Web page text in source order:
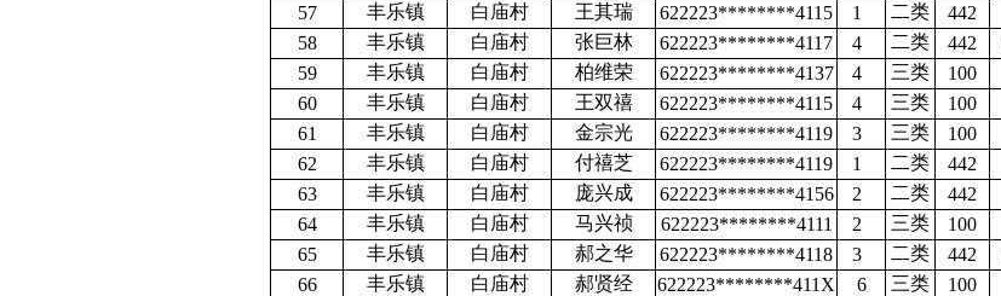
57
丰乐镇 白庙村 王其瑞 622223********4115 1 二类 442
58
丰乐镇 白庙村 张巨林 622223********4117 4 二类 442
59
丰乐镇 白庙村 柏维荣 622223********4137 4 三类 100
60
丰乐镇 白庙村 王双禧 622223********4115 4 三类 100
61
丰乐镇 白庙村 金宗光 622223********4119 3 三类 100
62
丰乐镇 白庙村 付禧芝 622223********4119 1 二类 442
63
丰乐镇 白庙村 庞兴成 622223********4156 2 二类 442
64
丰乐镇 白庙村 马兴祯 622223********4111 2 三类 100
65
丰乐镇 白庙村 郝之华 622223********4118 3 二类 442
66
丰乐镇 白庙村 郝贤经 622223********411X 6 三类 100